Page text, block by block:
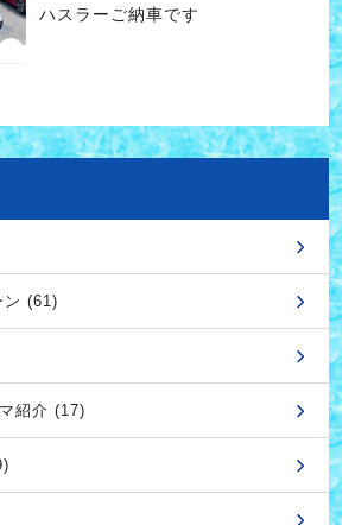
ハスラーご納車です
ン (61)
紹介 (17)